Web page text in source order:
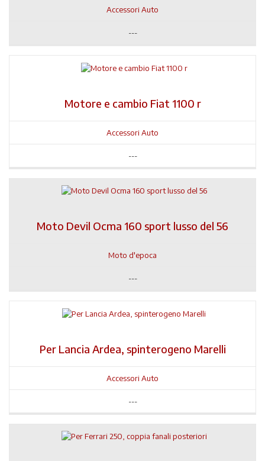
Accessori Auto
---
Motore e cambio Fiat 1100 r
Accessori Auto
---
Moto Devil Ocma 160 sport lusso del 56
Moto d'epoca
---
Per Lancia Ardea, spinterogeno Marelli
Accessori Auto
---